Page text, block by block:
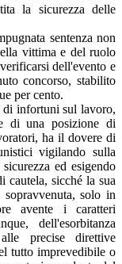
la sicurezza delle
sentenza non
vittima e del ruolo
dell'evento e
concorso, stabilito
per cento.
di infortuni sul lavoro,
di una posizione di
ha il dovere di
vigilando sulla
ed esigendo
cautela, sicché la sua
sopravvenuta, solo in
avente i caratteri
dell'esorbitanza
precise direttive
tutto imprevedibile o